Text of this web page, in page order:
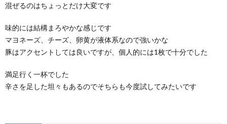
混ぜるのはちょっとだけ大変です
味的には結構まろやかな感じです
マヨネーズ、チーズ、卵黄が液体系なので強いかな
豚はアクセントしては良いですが、個人的には1枚で十分でした
満足行く一杯でした
辛さを足した坦々もあるのでそちらも今度試してみたいです